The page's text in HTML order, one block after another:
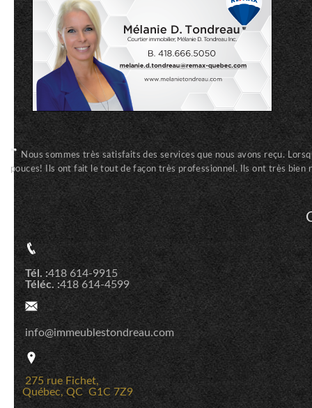
Nous sommes très satisfaits des services que nous avons reçu.
pouces! Ils ont fait le tout de façon très professionnel. Ils ont très
Tél. :418 614-9915
Téléc. :418 614-4599
info@immeublestondreau.com
275 rue Fichet,
Québec, QC G1C 7Z9